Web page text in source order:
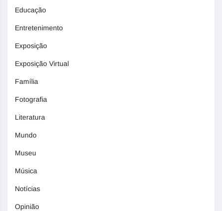
Educação
Entretenimento
Exposição
Exposição Virtual
Família
Fotografia
Literatura
Mundo
Museu
Música
Notícias
Opinião